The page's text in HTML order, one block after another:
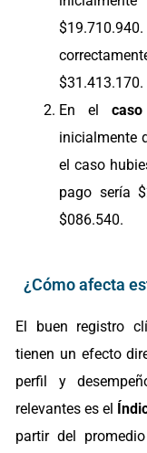
En el
inicialmente
el caso
pago sería
$086.540.
¿Cómo afecta
El buen registro
tienen un efecto
perfil y
relevantes es el
partir del